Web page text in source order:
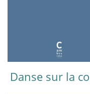
Danse sur la